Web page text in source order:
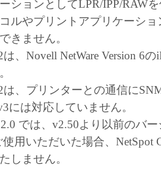
ークを通じ接続される複数の
指定機器」と言います。）に
ェア」を使用（本契約書にお
ェア」をコンピュータの記憶
すること、またはコンピュー
と、アクセスすること、もし
ずれも含むものとします。）
利をお客様に対して許諾しま
指定機器」にネットワークを
ピュータ上で、かかるコンピ
ションとしてLPR/IPP/RAW
ルやプリントアプリケーシ
きません。
は、Novell NetWare Version 6
は、プリンターとの通信に
には対応していません。
では、v2.50より以前のバ
使用いただいた場合、NetSpot
しません。